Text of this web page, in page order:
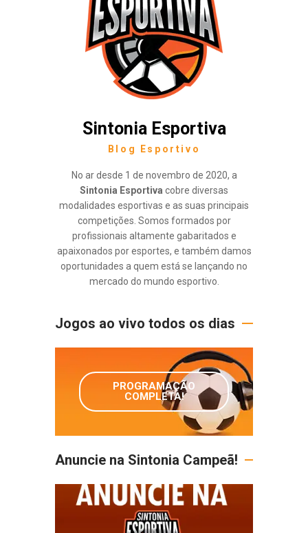
Sintonia Esportiva
Blog Esportivo
No ar desde 1 de novembro de 2020, a
Sintonia Esportiva cobre diversas
modalidades esportivas e as suas principais
competições. Somos formados por
profissionais altamente gabaritados e
apaixonados por esportes, e também damos
oportunidades a quem está se lançando no
mercado do mundo esportivo.
Jogos ao vivo todos os dias
PROGRAMAÇÃO
COMPLETA!
Anuncie na Sintonia Campeã!